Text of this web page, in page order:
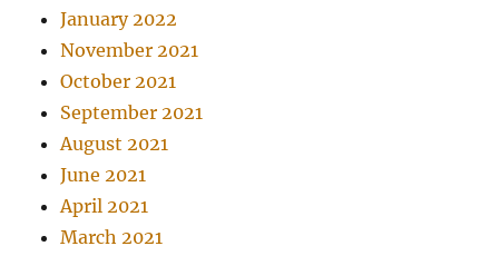
January 2022
November 2021
October 2021
September 2021
August 2021
June 2021
April 2021
March 2021